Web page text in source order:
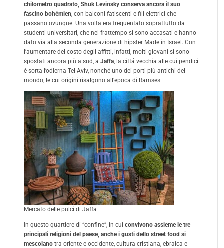
chilometro quadrato, Shuk Levinsky conserva ancora il suo
fascino bohémien, con balconi fatiscenti e fili elettrici che
passano ovunque. Una volta era frequentato soprattutto da
studenti universitari, che nel frattempo si sono accasati e hanno
dato via alla seconda generazione di hipster Made in Israel. Con
l’aumentare del costo degli affitti, infatti, molti giovani si sono
spostati ancora più a sud, a Jaffa, la cittá vecchia alle cui pendici
è sorta l’odierna Tel Aviv, nonché uno dei porti più antichi del
mondo, le cui origini risalgono all’epoca di Ramses.
Mercato delle pulci di Jaffa
In questo quartiere di “confine”, in cui convivono assieme le tre
principali religioni del paese, anche i gusti dello street food si
mescolano tra oriente e occidente, cultura cristiana, ebraica e